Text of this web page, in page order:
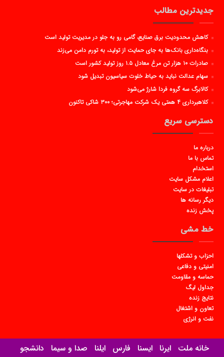
جدیدترین مطالب
کاهش محدودیت برق صنایع، گامی رو به جلو در مدیریت تولید است
بنگاه‌داری بانک‌ها به جای حمایت از تولید، به تورم دامن می‌زند
صادرات ۱۰ هزار تن مرغ معادل ۱.۵ روز تولید کشور است
سهام عدالت نباید به حیاط خلوت سیاسیون تبدیل شود
کالابرگ سه گروه فردا شارژ می‌شود
کلاهبرداری ۴ همتی یک شرکت مهاجرتی؛ ۳۰۰ شاکی تاکنون
دسترسی سریع
درباره ما
تماس با ما
استخدام
اعلام مشکل سایت
تبلیغات در سایت
دیگر رسانه ها
پخش زنده
خط مشی
احزاب و تشکلها
امنیتی و دفاعی
حماسه و مقاومت
جداول لیگ
نتایج زنده
تعاون و اشتغال
نفت و انرژی
خانه ملت ایرنا ایسنا فارس ایلنا صدا و سیما دانشجو